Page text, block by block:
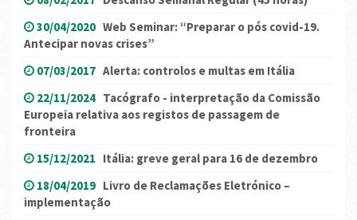
30/04/2020 Web Seminar: “Preparar o pós covid-19.
Antecipar novas crises”
07/03/2017 Alerta: controlos e multas em Itália
22/11/2024 Tacógrafo - interpretação da Comissão
Europeia relativa aos registos de passagem de
fronteira
15/12/2021 Itália: greve geral para 16 de dezembro
18/04/2019 Livro de Reclamações Eletrónico –
implementação